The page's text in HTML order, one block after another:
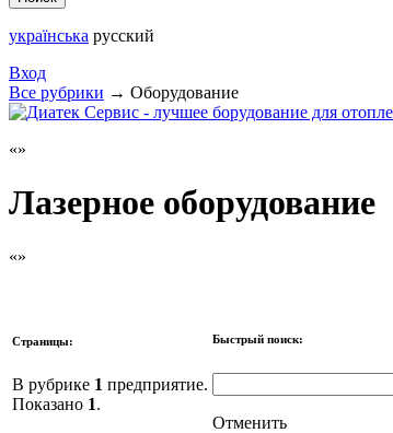
українська русский
Вход
Все рубрики → Оборудование
Лазерное оборудование
Страницы:
В рубрике 1 предприятие.
Показано 1.
Быстрый поиск:
Отменить